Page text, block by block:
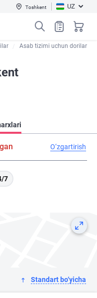
Toshkent UZ
Asab tizimi uchun dorilar
O‘zgartirish
7
Standart bo‘yicha